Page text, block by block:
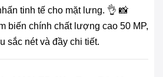
tinh tế cho mặt lưng. 👌 📸
biến chính chất lượng cao 50 MP,
sắc nét và đầy chi tiết.